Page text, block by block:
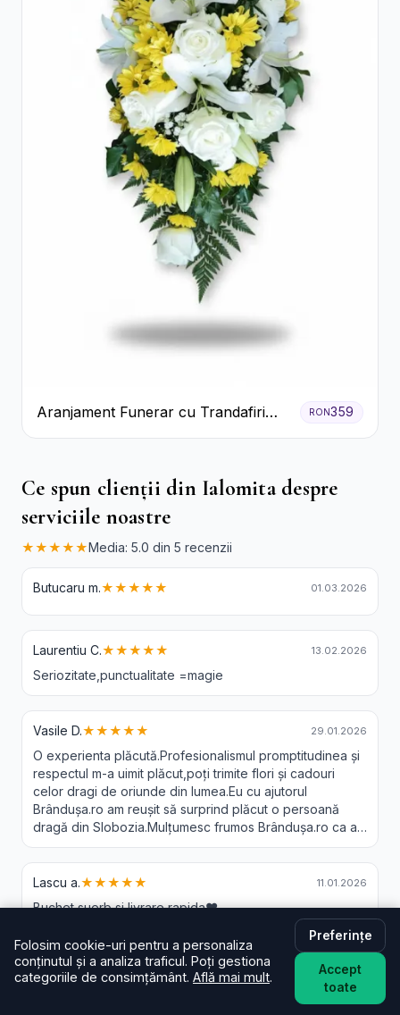
Aranjament Funerar cu Trandafiri
Albi Crizanteme Galbene și Crini
RON359
Ce spun clienții din Ialomita despre
serviciile noastre
★★★★★Media: 5.0 din 5 recenzii
Butucaru m.★★★★★ 01.03.2026
Laurentiu C.★★★★★ 13.02.2026
Seriozitate,punctualitate =magie
Vasile D.★★★★★ 29.01.2026
O experienta plăcută.Profesionalismul promptitudinea și
respectul m-a uimit plăcut,poți trimite flori și cadouri
celor dragi de oriunde din lumea.Eu cu ajutorul
Brândușa.ro am reușit să surprind plăcut o persoană
dragă din Slobozia.Mulțumesc frumos Brândușa.ro ca a-
ți făcut posibil acest lucru.Recomand 😘❤️
Lascu a.★★★★★ 11.01.2026
Buchet suerb si livrare rapida❤️
Laura N.★★★★★ 01.12.2025
Folosim cookie-uri pentru a personaliza
conținutul și a analiza traficul. Poți gestiona
categoriile de consimțământ. Află mai mult.
Preferințe
Accept
toate